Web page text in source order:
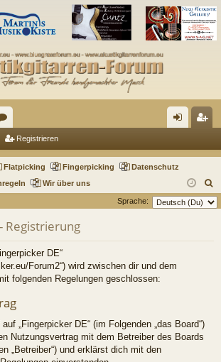
m
de
ist
rie
re
Registrieren
Flatpicking Fingerpicking
Datenschutz
Wir über uns
u
Sprache:
Registrierung
DE“
Forum2“) wird zwischen dir und dem
folgenden Regelungen geschlossen:
„Fingerpicker DE“ (im Folgenden „das Board“)
Nutzungsvertrag mit dem Betreiber des Boards
„Betreiber“) und erklärst dich mit den